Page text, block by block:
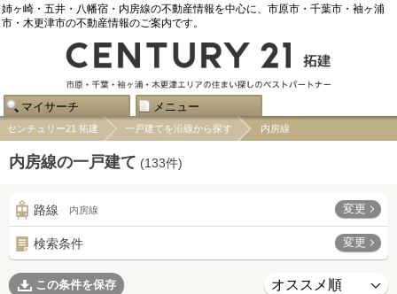
姉ヶ崎・五井・八幡宿・内房線の不動産情報を中心に、市原市・千葉市・袖ヶ浦
市・木更津市の不動産情報のご案内です。
メニュー
マイサーチ
センチュリー21 拓建 一戸建てを沿線から探す 内房線
内房線の一戸建て (133件)
路線 内房線 変更
検索条件 変更
この条件を保存